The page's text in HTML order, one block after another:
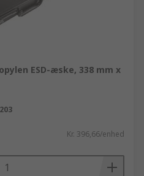
ESD-æske, 338 mm x
Kr. 396,66/enhed